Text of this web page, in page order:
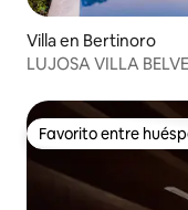
Villa en Bertinoro
LUJOSA VILLA
Favorito entre
Favorito entre